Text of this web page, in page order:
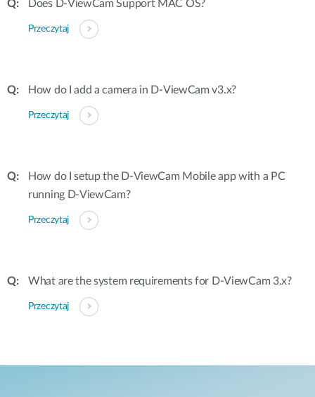
Does D-ViewCam Support MAC OS?
Przeczytaj
How do I add a camera in D-ViewCam v3.x?
Przeczytaj
How do I setup the D-ViewCam Mobile app with a PC
running D-ViewCam?
Przeczytaj
What are the system requirements for D-ViewCam 3.x?
Przeczytaj